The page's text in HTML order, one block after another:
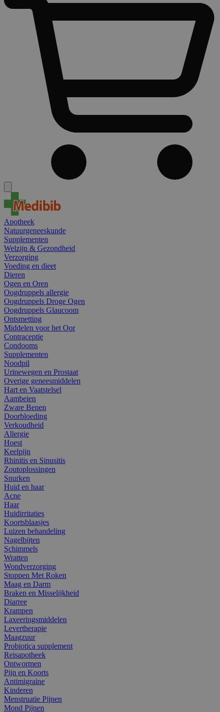
Apotheek
Natuurgeneeskunde
Supplementen
Welzijn & Gezondheid
Verzorging
Voeding en dieet
Dieren
Ogen en Oren
Oogdruppels allergie
Oogdruppels Droge Ogen
Oogdruppels Glaucoom
Ontsmetting
Middelen voor het Oor
Contraceptie
Condooms
Supplementen
Noodpil
Urinewegen en Prostaat
Overige geneesmiddelen
Hart en Vaatstelsel
Aambeien
Zware Benen
Doorbloeding
Verkoudheid
Allergie
Hoest
Keelpijn
Rhinitis en Sinusitis
Zoutoplossingen
Snurken
Huid en haar
Acne
Haar
Huidirritaties
Koortsblaasjes
Luizen behandeling
Nagelbijten
Schimmels
Wratten
Wondverzorging
Stoppen Met Roken
Maag en Darm
Braken en Misselijkheid
Diarree
Krampen
Laxeeringsmiddelen
Levertherapie
Maagzuur
Probiotica supplement
Reisapotheek
Ontwormen
Pijn en Koorts
Antimigraine
Kinderen
Menstruatie Pijnen
Mond Pijnen